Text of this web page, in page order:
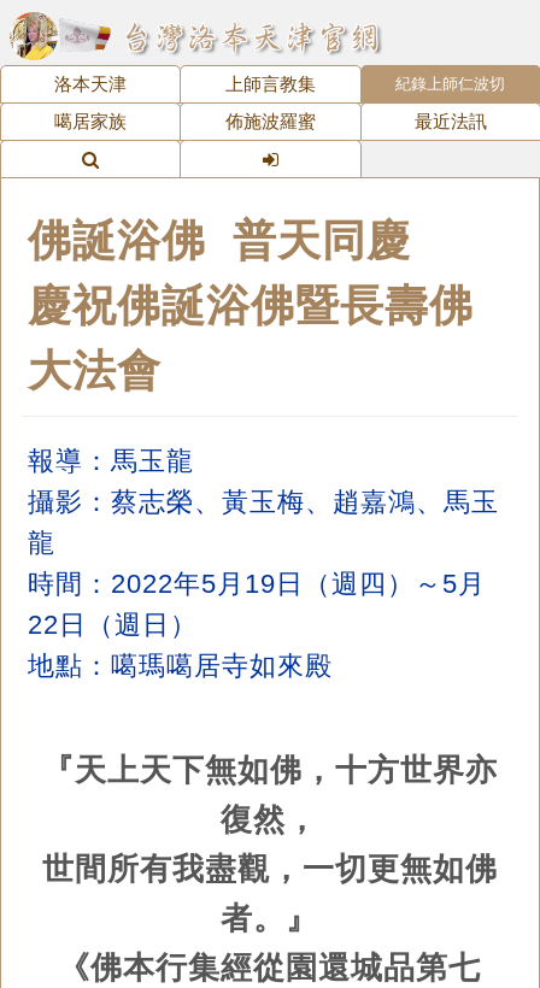
洛本天津 上師言教集 紀錄上師仁波切
噶居家族 佈施波羅蜜 最近法訊
佛誕浴佛 普天同慶
慶祝佛誕浴佛暨長壽佛
大法會
報導：馬玉龍
攝影：蔡志榮、黃玉梅、趙嘉鴻、馬玉
龍
時間：2022年5月19日（週四）～5月
22日（週日）
地點：噶瑪噶居寺如來殿
『天上天下無如佛，十方世界亦
復然，
世間所有我盡觀，一切更無如佛
者。』
《佛本行集經從園還城品第七